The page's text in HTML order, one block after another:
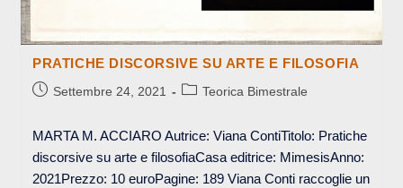
PRATICHE DISCORSIVE SU ARTE E FILOSOFIA
ArticoloSettembre 24, 2021
Categoria
Teorica Bimestrale
MARTA M. ACCIARO Autrice: Viana ContiTitolo: Pratiche
discorsive su arte e filosofiaCasa editrice: MimesisAnno:
2021Prezzo: 10 euroPagine: 189 Viana Conti raccoglie un